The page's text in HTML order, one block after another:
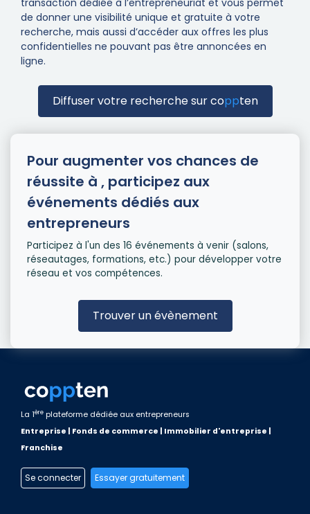
transaction dédiée à l’entrepreneuriat et vous permet
de donner une visibilité unique et gratuite à votre
recherche, mais aussi d’accéder aux offres les plus
confidentielles ne pouvant pas être annoncées en
ligne.
Diffuser votre recherche surcoppten
Pour augmenter vos chances de
réussite à , participez aux
événements dédiés aux
entrepreneurs
Participez à l'un des 16 événements à venir (salons,
réseautages, formations, etc.) pour développer votre
réseau et vos compétences.
Trouver un évènement
La 1ère plateforme dédiée aux entrepreneurs
Entreprise | Fonds de commerce | Immobilier d'entreprise |
Franchise
Se connecter Essayer gratuitement